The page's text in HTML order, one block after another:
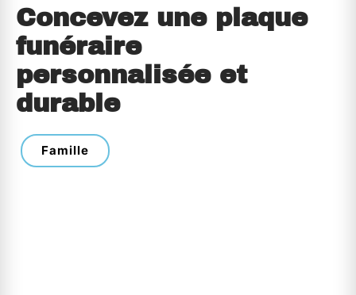
Concevez une plaque
funéraire
personnalisée et
durable
Famille